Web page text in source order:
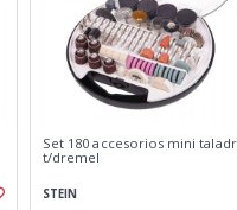
Set 180 accesorios mini
t/dremel
STEIN